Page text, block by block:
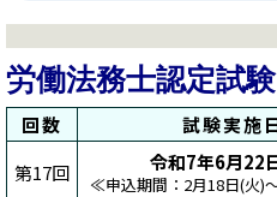
労働法務士認定試験
回数 試験実施
第17回 令和7年6月22
≪申込期間：2月18日(火)